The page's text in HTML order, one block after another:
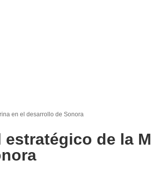
en el desarrollo de Sonora
estratégico de la